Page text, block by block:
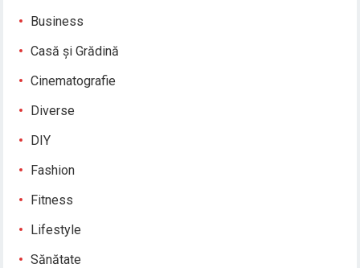
Business
Casă și Grădină
Cinematografie
Diverse
DIY
Fashion
Fitness
Lifestyle
Sănătate